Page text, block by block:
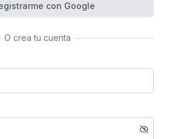
con Google
O crea tu cuenta